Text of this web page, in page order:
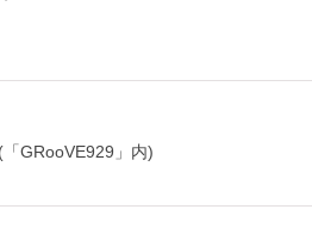
GRooVE929」内)